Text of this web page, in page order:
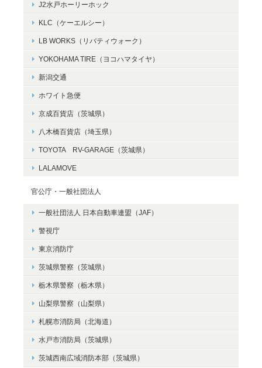
J2水戸ホーリーホック
KLC（ケーエルシー）
LB WORKS（リバティウォーク）
YOKOHAMA TIRE（ヨコハマタイヤ）
新潟交通
ホワイト急便
京成百貨店（茨城県）
八木橋百貨店（埼玉県）
TOYOTA RV-GARAGE（茨城県）
LALAMOVE
官公庁・一般社団法人
一般社団法人 日本自動車連盟（JAF）
警視庁
東京消防庁
茨城県警察（茨城県）
栃木県警察（栃木県）
山梨県警察（山梨県）
札幌市消防局（北海道）
水戸市消防局（茨城県）
茨城西南広域消防本部（茨城県）